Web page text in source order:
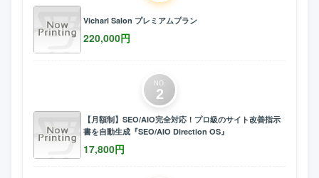
Vicharl Salon プレミアムプラン
220,000円
NO.
2
【月額制】SEO/AIO完全対応！プロ級のサイト改善指示
書を自動生成『SEO/AIO Direction OS』
17,800円